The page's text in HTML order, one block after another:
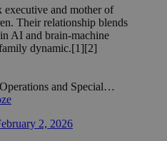
and mother of
Their relationship blends
AI and brain-machine
dynamic.[1][2]
and Special…
2, 2026